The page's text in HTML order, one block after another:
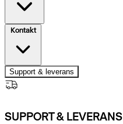
Kontakt
Support & leverans
SUPPORT & LEVERANS